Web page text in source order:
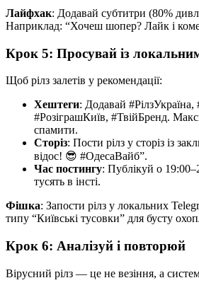
Лайфхак: Додавай субтитри (80%
Наприклад: “Хочеш шопер? Лайк і
Крок 5: Просувай із
Щоб рілз залетів у рекомендації:
Хештеги: Додавай
#РозіграшКиїв, #ТвійБренд.
спамити.
Сторіз: Пости рілз у сторіз із
відос! 😎 #ОдесаВайб”.
Час постингу: Публікуй о
тусять в інсті.
Фішка: Запости рілз у локальних
типу “Київські тусовки” для бусту
Крок 6: Аналізуй і повторюй
Вірусний рілз — це не везіння, а